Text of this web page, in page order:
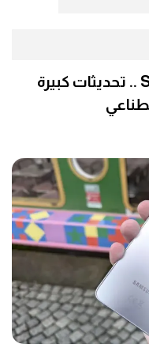
مراجعة Samsung Galaxy S25 .. تحديثات كبيرة